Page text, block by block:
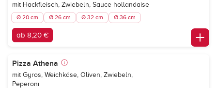
mit Hackfleisch, Zwiebeln, Sauce hollandaise
Ø 20 cm Ø 26 cm Ø 32 cm Ø 36 cm
ab 8,20 €
Pizza Athena
mit Gyros, Weichkäse, Oliven, Zwiebeln,
Peperoni